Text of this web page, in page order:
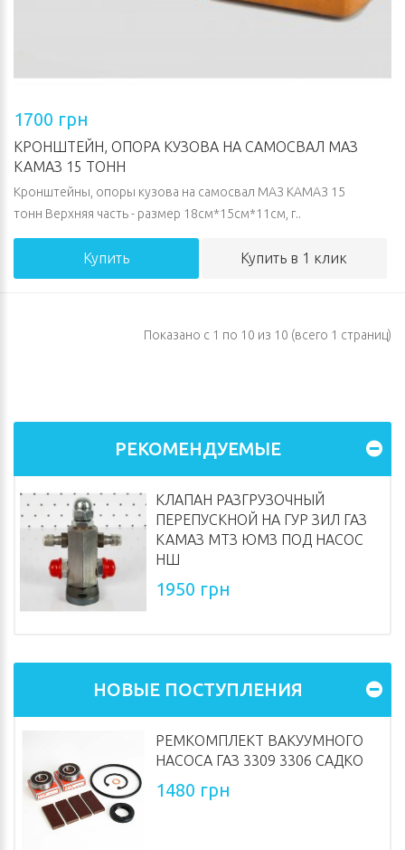
1700 грн
КРОНШТЕЙН, ОПОРА КУЗОВА НА САМОСВАЛ МАЗ
КАМАЗ 15 ТОНН
Кронштейны, опоры кузова на самосвал МАЗ КАМАЗ 15
тонн Верхняя часть - размер 18см*15см*11см, г..
Купить Купить в 1 клик
Показано с 1 по 10 из 10 (всего 1 страниц)
РЕКОМЕНДУЕМЫЕ
КЛАПАН РАЗГРУЗОЧНЫЙ
ПЕРЕПУСКНОЙ НА ГУР ЗИЛ ГАЗ
КАМАЗ МТЗ ЮМЗ ПОД НАСОС
НШ
1950 грн
НОВЫЕ ПОСТУПЛЕНИЯ
РЕМКОМПЛЕКТ ВАКУУМНОГО
НАСОСА ГАЗ 3309 3306 САДКО
1480 грн